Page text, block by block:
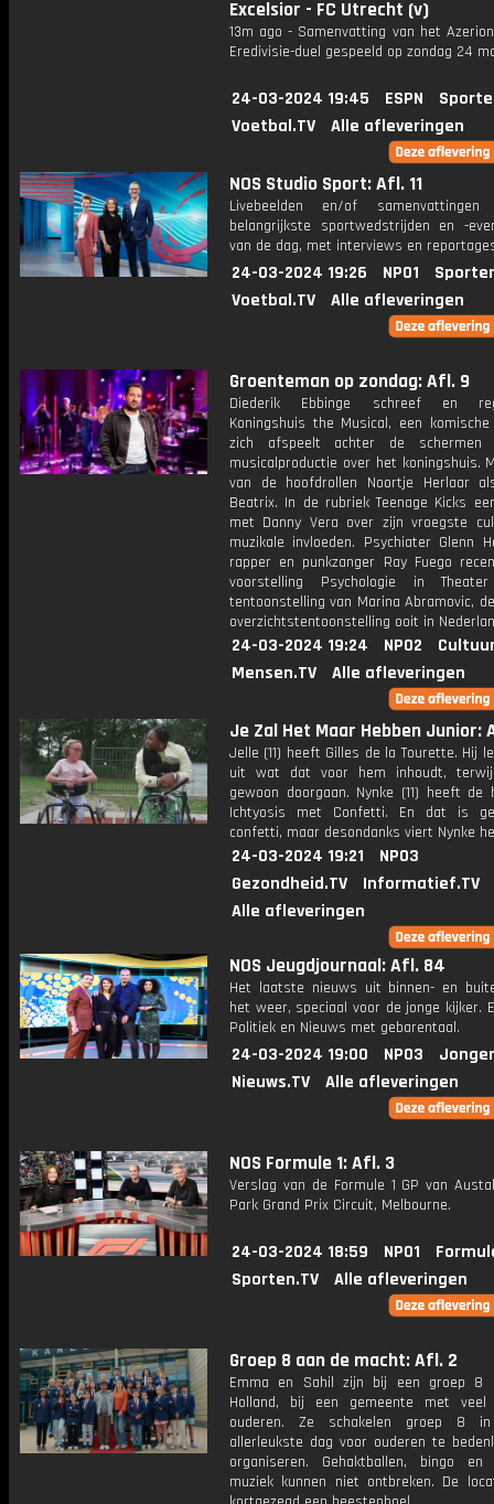
Excelsior - FC Utrecht (v)
13m ago - Samenvatting van het
Eredivisie-duel gespeeld op zondag 24
24-03-2024 19:45 ESPN
Voetbal.TV
Alle afleveringen
NOS Studio Sport: Afl. 11
Livebeelden en/of
belangrijkste sportwedstrijden en -
van de dag, met interviews en
24-03-2024 19:26 NPO1
Voetbal.TV
Alle afleveringen
Groenteman op zondag: Afl. 9
Diederik Ebbinge schreef en
Koningshuis the Musical, een
zich afspeelt achter de schermen
musicalproductie over het koningshuis.
van de hoofdrollen Noortje Herlaar
Beatrix. In de rubriek Teenage Kicks
met Danny Vera over zijn vroegste
muzikale invloeden. Psychiater Glenn
rapper en punkzanger Ray Fuego
voorstelling Psychologie in
tentoonstelling van Marina Abramovic,
overzichtstentoonstelling ooit in
24-03-2024 19:24 NPO2
Mensen.TV
Alle afleveringen
Je Zal Het Maar Hebben Junior:
Jelle (11) heeft Gilles de la Tourette. Hij
uit wat dat voor hem inhoudt,
gewoon doorgaan. Nynke (11) heeft de
Ichtyosis met Confetti. En dat is
confetti, maar desondanks viert Nynke
24-03-2024 19:21
NPO3
Gezondheid.TV
Informatief.TV
Alle afleveringen
NOS Jeugdjournaal: Afl. 84
Het laatste nieuws uit binnen- en
het weer, speciaal voor de jonge kijker.
Politiek en Nieuws met gebarentaal.
24-03-2024 19:00 NPO3
Nieuws.TV
Alle afleveringen
NOS Formule 1: Afl. 3
Verslag van de Formule 1 GP van
Park Grand Prix Circuit, Melbourne.
24-03-2024 18:59 NPO1
Sporten.TV
Alle afleveringen
Groep 8 aan de macht: Afl. 2
Emma en Sahil zijn bij een groep 8
Holland, bij een gemeente met veel
ouderen. Ze schakelen groep 8
allerleukste dag voor ouderen te
organiseren. Gehaktballen, bingo en
muziek kunnen niet ontbreken. De